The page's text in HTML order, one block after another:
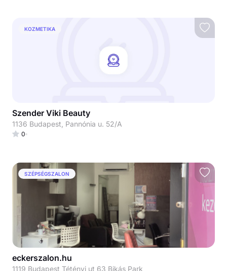
KOZMETIKA
Szender Viki Beauty
1136 Budapest, Pannónia u. 52/A
0
SZÉPSÉGSZALON
eckerszalon.hu
1119 Budapest Tétényi ut 63 Bikás Park